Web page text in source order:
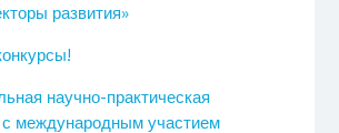
развития»
научно-практическая
международным участием